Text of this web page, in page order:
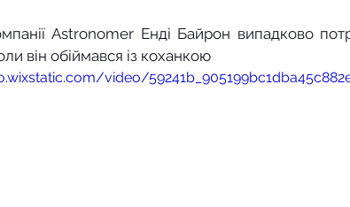
Astronomer Енді Байрон випадково
він обіймався із коханкою
video/